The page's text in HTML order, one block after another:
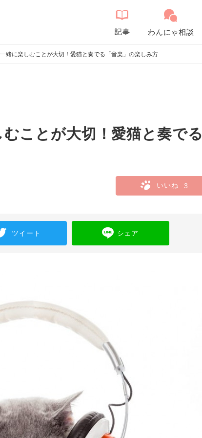
記事 わんにゃ相談
緒に楽しむことが大切！愛猫と奏でる「音楽」の楽しみ方
ことが大切！愛猫と奏でる
いいね 3
ツイート シェア